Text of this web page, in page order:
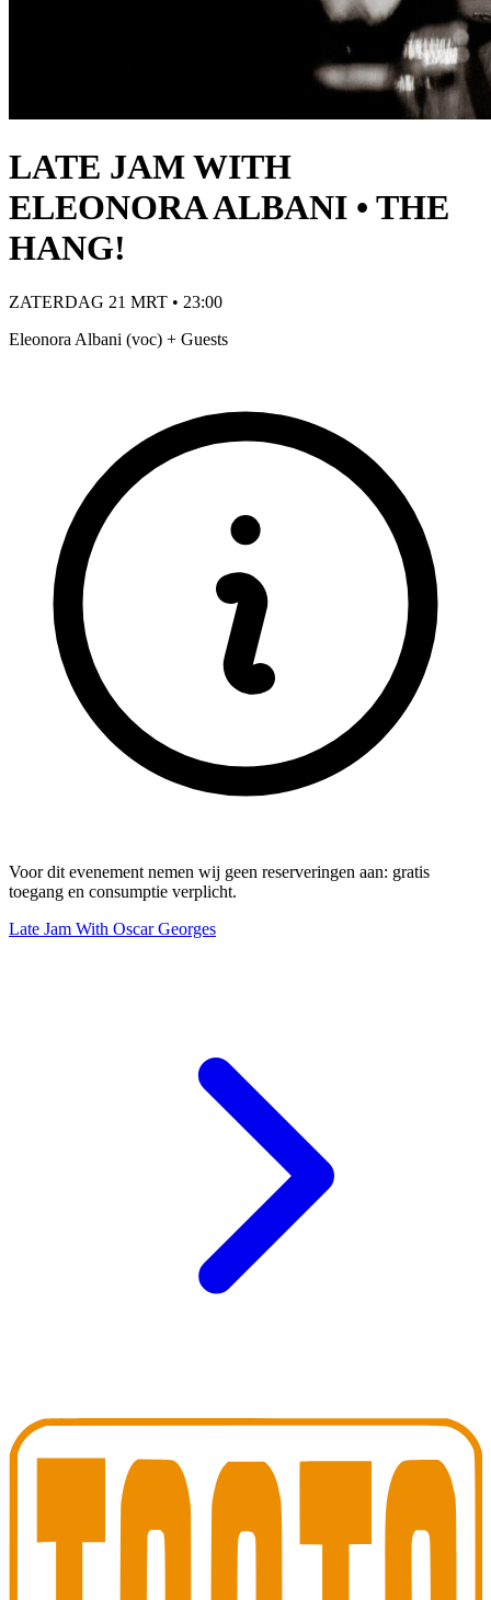
LATE JAM WITH
ELEONORA ALBANI • THE
HANG!
ZATERDAG 21 MRT • 23:00
Eleonora Albani (voc) + Guests
Voor dit evenement nemen wij geen reserveringen aan: gratis
toegang en consumptie verplicht.
Late Jam With Oscar Georges